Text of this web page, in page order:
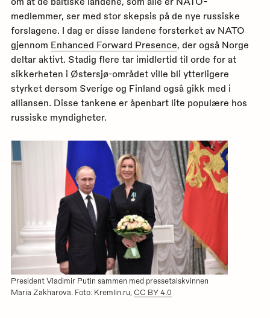
medlemmer, ser med stor skepsis på de nye russiske
forslagene. I dag er disse landene forsterket av NATO
gjennom Enhanced Forward Presence, der også Norge
deltar aktivt. Stadig flere tar imidlertid til orde for at
sikkerheten i Østersjø-området ville bli ytterligere
styrket dersom Sverige og Finland også gikk med i
alliansen. Disse tankene er åpenbart lite populære hos
russiske myndigheter.
President Vladimir Putin sammen med pressetalskvinnen
Maria Zakharova. Foto: Kremlin.ru, CC BY 4.0